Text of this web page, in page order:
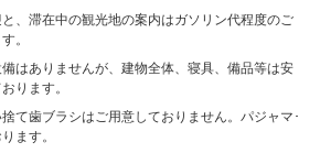
、滞在中の観光地の案内はガソリン代程度のご
。
はありませんが、建物全体、寝具、備品等は安
ります。
て歯ブラシはご用意しておりません。パジャマ･
ます。